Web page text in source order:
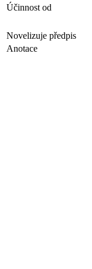
Účinnost od
Novelizuje předpis
Anotace